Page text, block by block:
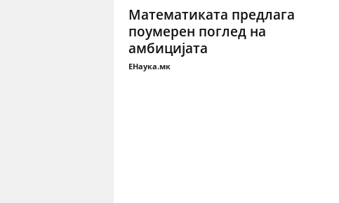
Математиката предлага
поумерен поглед на
амбицијата
ЕНаука.мк